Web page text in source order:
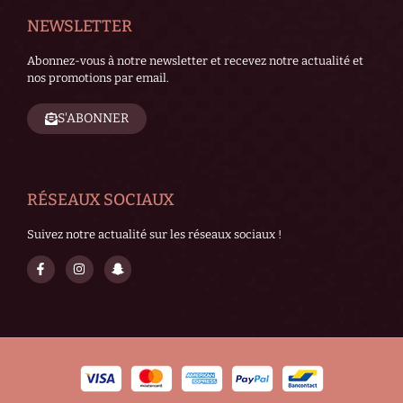
NEWSLETTER
Abonnez-vous à notre newsletter et recevez notre actualité et
nos promotions par email.
S'ABONNER
RÉSEAUX SOCIAUX
Suivez notre actualité sur les réseaux sociaux !